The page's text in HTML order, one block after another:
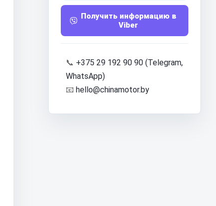
Получить информацию в
Viber
📞 +375 29 192 90 90 (Telegram,
WhatsApp)
📧 hello@chinamotor.by